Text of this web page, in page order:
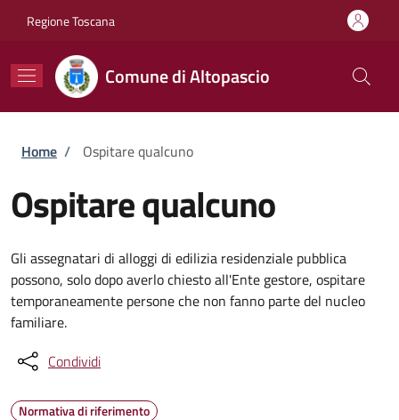
Regione Toscana
Comune di Altopascio
Briciole di pane
Home / Ospitare qualcuno
Ospitare qualcuno
Gli assegnatari di alloggi di edilizia residenziale pubblica
possono, solo dopo averlo chiesto all'Ente gestore, ospitare
temporaneamente persone che non fanno parte del nucleo
familiare.
Condividi
Normativa di riferimento